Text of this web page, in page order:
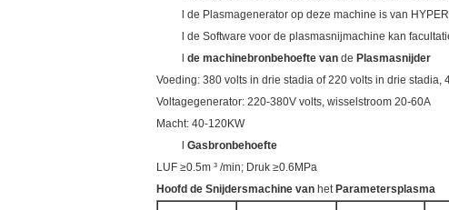
l de Plasmagenerator op deze machine is van
l de Software voor de plasmasnijmachine kan
de machinebronbehoefte van de Plasmasnijder
Voeding: 380 volts in drie stadia of 220 volts in drie stadia,
Voltagegenerator: 220-380V volts, wisselstroom 20-60A
Macht: 40-120KW
Gasbronbehoefte
LUF ≥0.5m ³ /min; Druk ≥0.6MPa
Hoofd de Snijdersmachine van het Parametersplasma